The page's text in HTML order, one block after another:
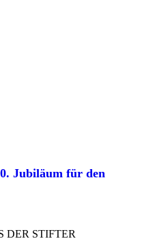
Jubiläum für den